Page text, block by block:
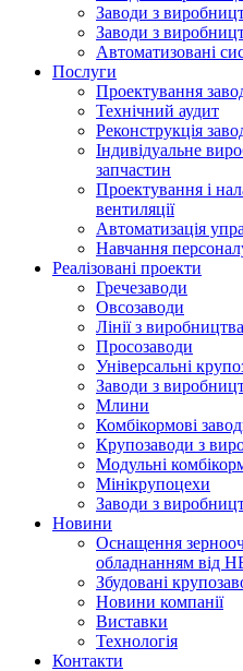
Заводи з
Заводи з
Автоматизовані
Послуги
Проектування
Технічний аудит
Реконструкція
Індивідуальне
запчастин
Проектування і
вентиляції
Автоматизація
Навчання
Реалізовані проекти
Гречезаводи
Овсозаводи
Лінії з
Просозаводи
Універсальні
Заводи з
Млини
Комбікормові
Крупозаводи з
Модульні
Мінікрупоцехи
Заводи з
Новини
Оснащення
обладнанням
Збудовані
Новини компанії
Виставки
Технологія
Контакти